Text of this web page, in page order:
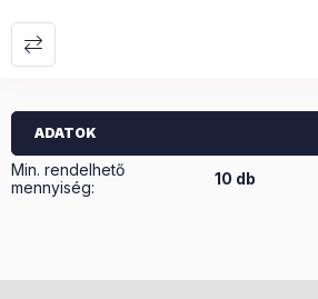
ADATOK
Min. rendelhető
mennyiség:
10 db